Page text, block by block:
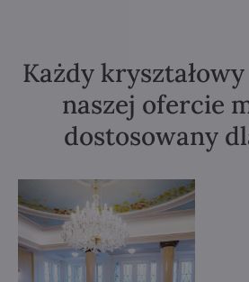
Każdy
naszej ofercie
dostosowany